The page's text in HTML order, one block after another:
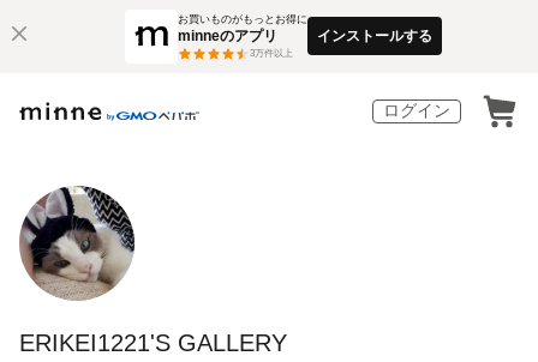
お買いものがもっとお得に
minneのアプリ
3万件以上
インストールする
ログイン
ERIKEI1221'S GALLERY